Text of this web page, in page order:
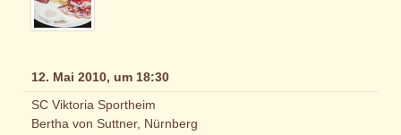
12. Mai 2010, um 18:30
SC Viktoria Sportheim
Bertha von Suttner, Nürnberg